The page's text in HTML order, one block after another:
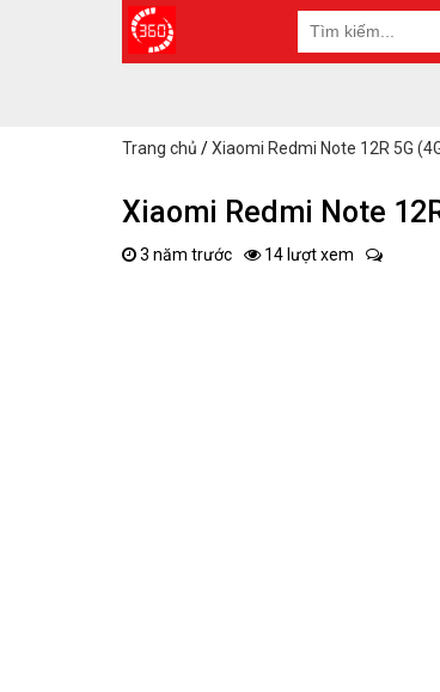
Trang chủ /Xiaomi Redmi Note 12R 5G
Xiaomi Redmi Note
3 năm trước 14 lượt xem